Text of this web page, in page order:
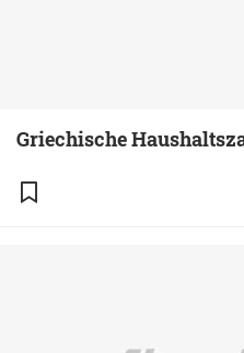
Griechische